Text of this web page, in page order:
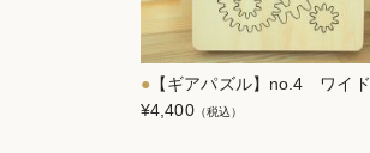
【ギアパズル】no.4 ワイド
¥4,400（税込）